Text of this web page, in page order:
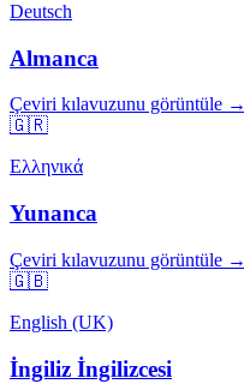
Deutsch
Almanca
Çeviri kılavuzunu görüntüle →
🇬🇷
Ελληνικά
Yunanca
Çeviri kılavuzunu görüntüle →
🇬🇧
English (UK)
İngiliz İngilizcesi